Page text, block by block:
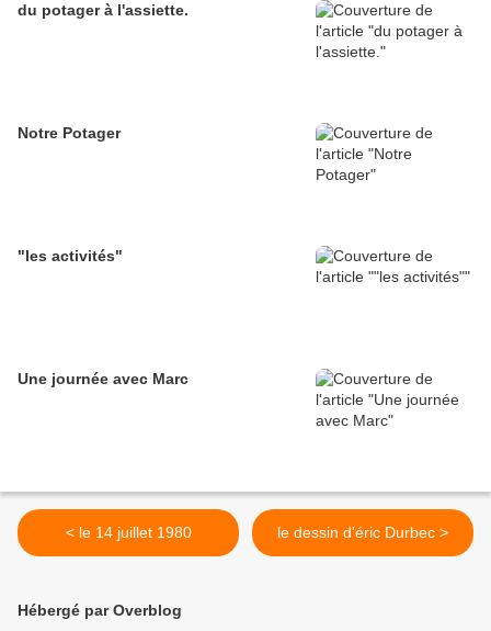
du potager à l'assiette.
Notre Potager
"les activités"
Une journée avec Marc
< le 14 juillet 1980 le dessin d'éric Durbec >
Hébergé par Overblog